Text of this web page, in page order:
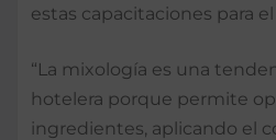
estas capacitaciones para
“La mixología es una
hotelera porque permite
ingredientes, aplicando el